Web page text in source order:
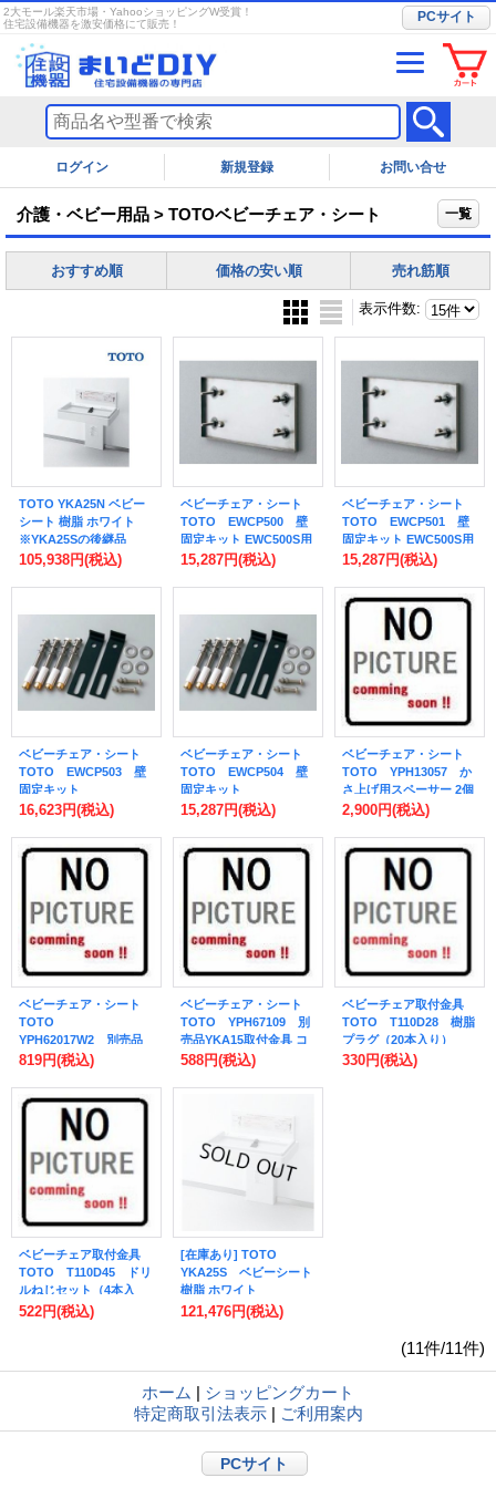
2大モール楽天市場・YahooショッピングW受賞！
住宅設備機器を激安価格にて販売！
PCサイト
ログイン お問い合せ
介護・ベビー用品 > TOTOベビーチェア・シート 一覧
おすすめ順 価格の安い順 売れ筋順
表示件数:
TOTO YKA25N ベビー
シート 樹脂 ホワイト
※YKA25Sの後継品
105,938円(税込)
ベビーチェア・シート
TOTO EWCP500 壁
固定キット EWC500S用
コンクリート下地固定用
15,287円(税込)
ベビーチェア・シート
TOTO EWCP501 壁
固定キット EWC500S用
コンクリート挟み込み固
15,287円(税込)
ベビーチェア・シート
TOTO EWCP503 壁
固定キット
EWC520AS・BS用 コン
16,623円(税込)
ベビーチェア・シート
TOTO EWCP504 壁
固定キット
EWC520AS・BS用 コン
[■]
15,287円(税込)
ベビーチェア・シート
TOTO YPH13057 か
さ上げ用スペーサー 2個
入り [■]
2,900円(税込)
ベビーチェア・シート
TOTO
YPH62017W2 別売品
YKA15取付金具 アンカ
819円(税込)
ベビーチェア・シート
TOTO YPH67109 別
売品YKA15取付金具 コ
ーチねじ 4本入り [■]
588円(税込)
ベビーチェア取付金具
TOTO T110D28 樹脂
プラグ（20本入り）
Φ6×30 YKA13・YKA14
330円(税込)
ベビーチェア取付金具
TOTO T110D45 ドリ
ルねじセット（4本入
り）Φ5×45 YKA13・
522円(税込)
[在庫あり] TOTO
YKA25S ベビーシート
樹脂 ホワイト
※YKA25Rの後継品 ☆2
121,476円(税込)
(11件/11件)
ホーム | ショッピングカート
特定商取引法表示 | ご利用案内
PCサイト